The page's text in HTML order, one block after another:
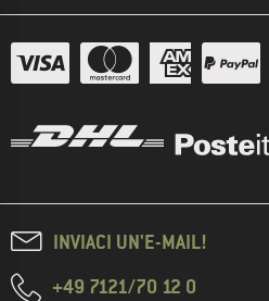
INVIACI UN'E-MAIL!
+49 7121/70 12 0